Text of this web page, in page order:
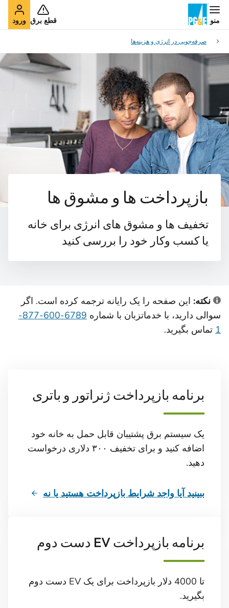
منو قطع برق ورود
صرفه‌جویی در انرژی و هزینه‌ها
بازپرداخت ها و مشوق ها
تخفیف ها و مشوق های انرژی برای خانه
یا کسب وکار خود را بررسی کنید
نکته: این صفحه را یک رایانه ترجمه کرده است. اگر
سوالی دارید، با خدماتزبان با شماره
6789-600-877-
1 تماس بگیرید.
برنامه بازپرداخت ژنراتور و باتری
یک سیستم برق پشتیبان قابل حمل به خانه خود
اضافه کنید و برای تخفیف ۳۰۰ دلاری درخواست
دهید.
ببینید آیا واجد شرایط بازپرداخت هستید یا نه
برنامه بازپرداخت EV دست دوم
تا 4000 دلار بازپرداخت برای یک EV دست دوم
بگیرید.